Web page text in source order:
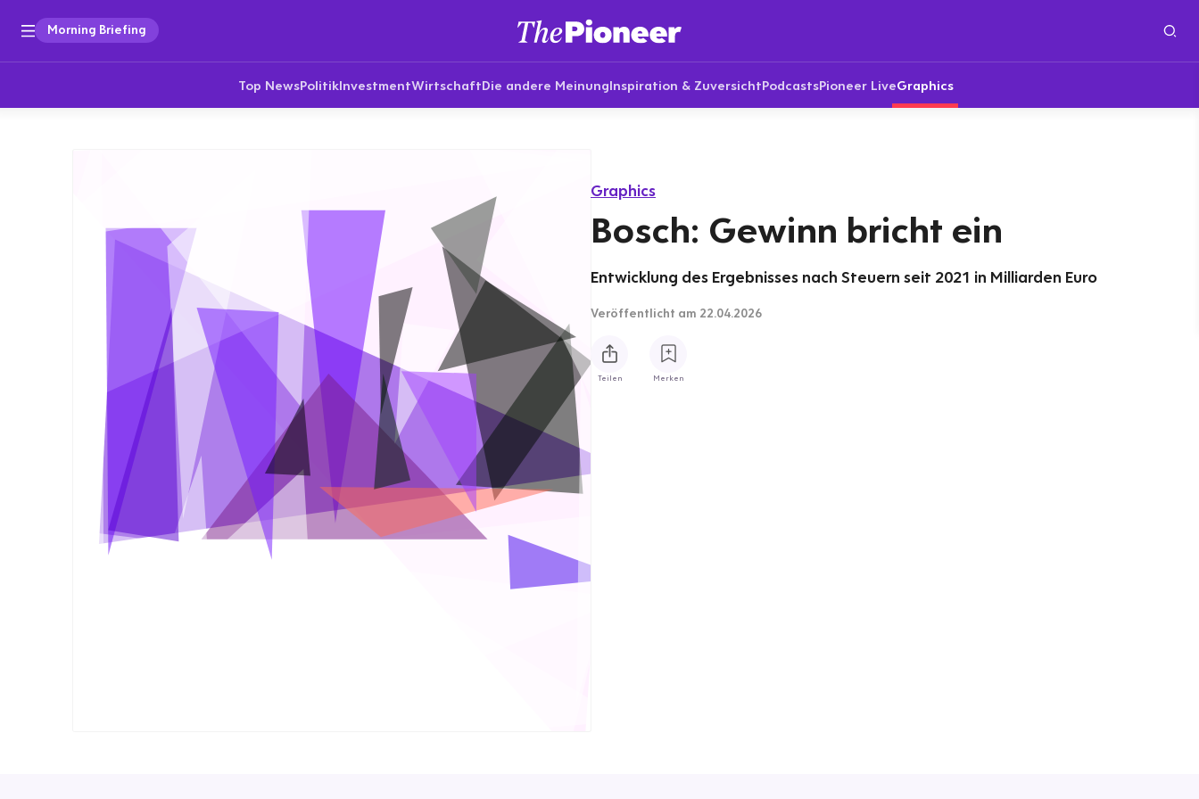
Morning Briefing
Top NewsPolitikInvestmentWirtschaftDie andere MeinungInspiration & ZuversichtPodcastsPioneer LiveGraphics
Graphics
Bosch: Gewinn bricht ein
Entwicklung des Ergebnisses nach Steuern seit 2021 in Milliarden Euro
Veröffentlicht am 22.04.2026
Teilen Merken